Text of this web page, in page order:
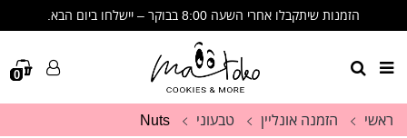
הזמנות שיתקבלו אחרי השעה 8:00 בבוקר – יישלחו ביום הבא.
תודה על ההבנה, הסבלנות והתמיכה. זה לא מובן מאליו. 🩷
0
ראשי הזמנה אונליין טבעוני Nuts